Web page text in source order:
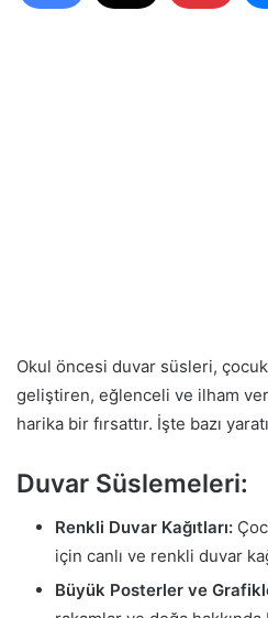
Okul öncesi duvar süsleri,
geliştiren, eğlenceli ve ilham
harika bir fırsattır. İşte bazı
Duvar Süslemeleri:
Renkli Duvar Kağıtları:
için canlı ve renkli duvar
Büyük Posterler ve